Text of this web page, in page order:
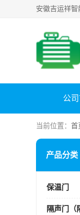
公
当前位置： 首
产品分类
保温门
隔声门（